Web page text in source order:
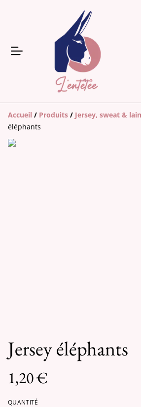
Accueil / Produits / Jersey, sweat &
éléphants
Jersey éléphants
1,20 €
QUANTITÉ